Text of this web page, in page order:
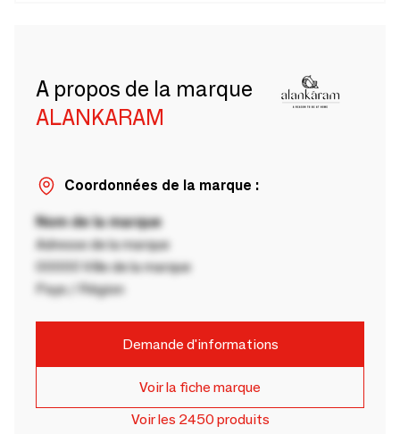
A propos de la marque
ALANKARAM
Coordonnées de la marque :
Nom de la marque
Adresse de la marque
00000 Ville de la marque
Pays / Région
Demande d'informations
Voir la fiche marque
Voir les 2450 produits